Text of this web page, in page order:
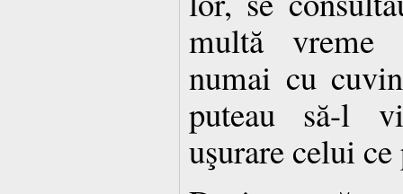
multă vreme
numai cu
puteau să-l
uşurare celui